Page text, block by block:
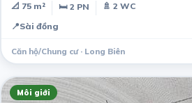
📐 75 m² 🛏 2 PN
🚿 2 WC
📍Sài đồng
Căn hộ/Chung cư · Long Biên
Môi giới